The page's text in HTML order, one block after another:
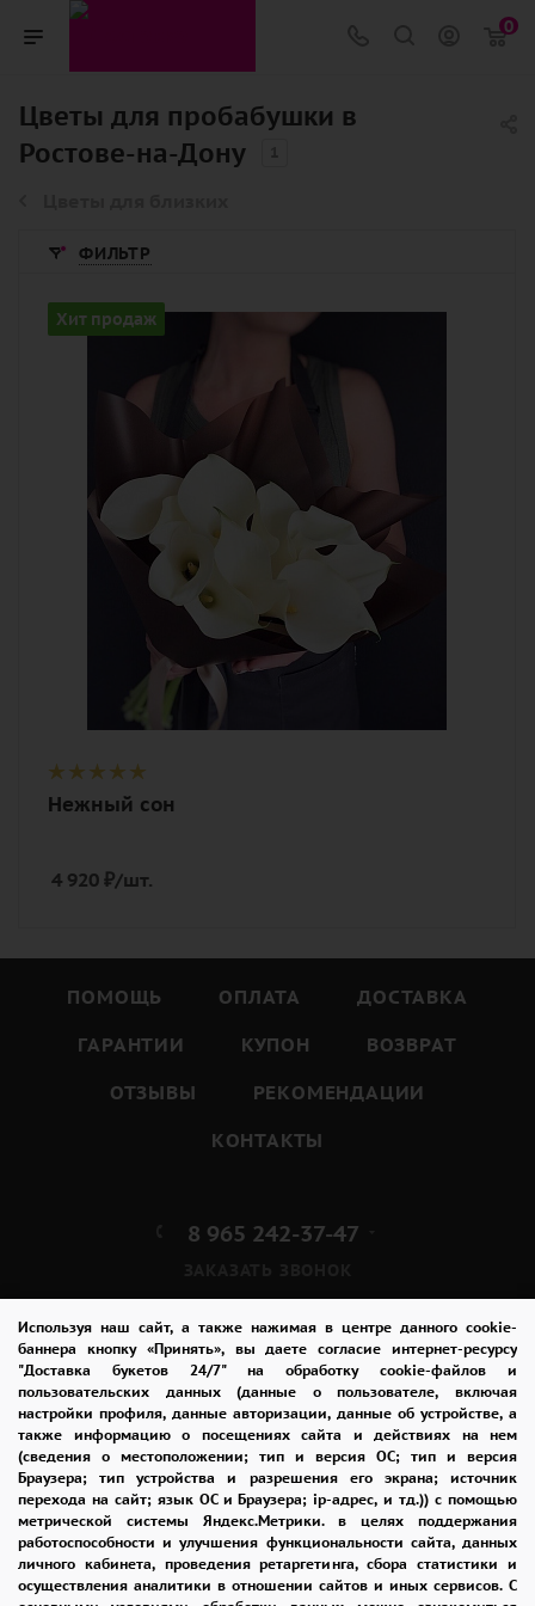
Используя наш сайт, а также нажимая в центре данного cookie-
баннера кнопку «Принять», вы даете согласие интернет-ресурсу
"Доставка букетов 24/7" на обработку cookie-файлов и
пользовательских данных (данные о пользователе, включая
настройки профиля, данные авторизации, данные об устройстве, а
также информацию о посещениях сайта и действиях на нем
(сведения о местоположении; тип и версия ОС; тип и версия
Браузера; тип устройства и разрешения его экрана; источник
перехода на сайт; язык ОС и Браузера; ip-адрес, и тд.)) с помощью
метрической системы Яндекс.Метрики. в целях поддержания
работоспособности и улучшения функциональности сайта, данных
личного кабинета, проведения ретаргетинга, сбора статистики и
осуществления аналитики в отношении сайтов и иных сервисов. С
0
Цветы для пробабушки в
Ростове-на-Дону
ФИЛЬТР
Хит продаж
Количество
9
калла, лента, дизайнерская упаковка
Нежный сон
4 920 ₽/шт.
ПОМОЩЬ ОПЛАТА
ДОСТАВКА
ГАРАНТИИ
КУПОН
ВОЗВРАТ
ОТЗЫВЫ
РЕКОМЕНДАЦИИ
КОНТАКТЫ
8 965 242-37-47
admin@buket24delivery.ru
пр. Михаила Нагибина д. 32И,
ТЦ «Горизонт»
ПОЛИТИКА КОНФИДЕНЦИАЛЬНОСТИ
2026 © "Доставка цветов в Ростове-на-Дону"
Публичная оферта